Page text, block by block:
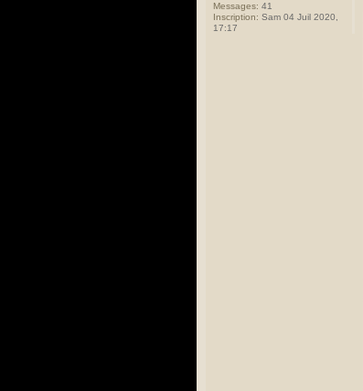
Messages: 41
Inscription: Sam 04 Juil 2020,
17:17